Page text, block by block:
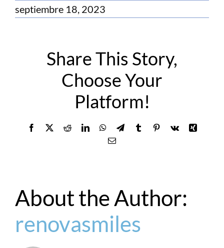
septiembre 18, 2023
Share This Story,
Choose Your
Platform!
Facebook
X RedditLinkedInWhatsApp
TelegramTumblrPinterest
Vk
Xing
Email
About the Author:
renovasmiles